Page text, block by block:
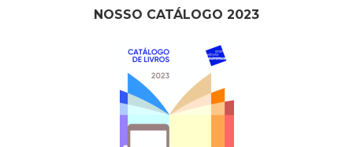
NOSSO CATÁLOGO 2023